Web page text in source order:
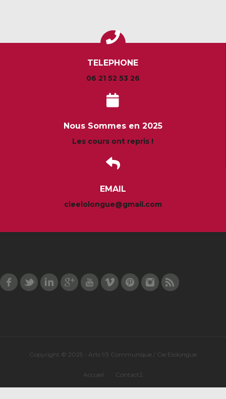
TELEPHONE
06 21 52 53 26
Nous Sommes en 2025
Les cours ont repris !
EMAIL
cieelolongue@gmail.com
FacebookTwitterLinkedInGoogle Plus
YoutubeVimeoPinterestInstagram
Copyright © 2025 - Arts 93 Communique / Cie Elolongue
Accueil Contact2